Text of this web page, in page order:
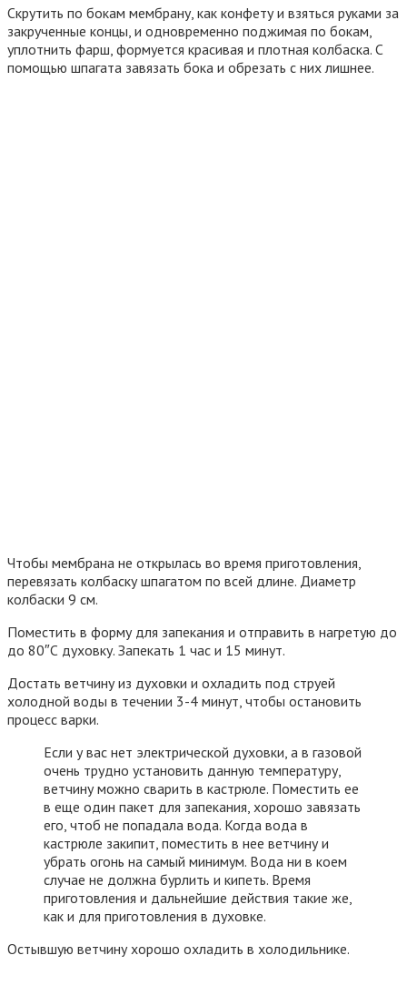
Скрутить по бокам мембрану, как конфету и взяться руками за
закрученные концы, и одновременно поджимая по бокам,
уплотнить фарш, формуется красивая и плотная колбаска. С
помощью шпагата завязать бока и обрезать с них лишнее.
Чтобы мембрана не открылась во время приготовления,
перевязать колбаску шпагатом по всей длине. Диаметр
колбаски 9 см.
Поместить в форму для запекания и отправить в нагретую до
до 80″С духовку. Запекать 1 час и 15 минут.
Достать ветчину из духовки и охладить под струей
холодной воды в течении 3-4 минут, чтобы остановить
процесс варки.
Если у вас нет электрической духовки, а в газовой
очень трудно установить данную температуру,
ветчину можно сварить в кастрюле. Поместить ее
в еще один пакет для запекания, хорошо завязать
его, чтоб не попадала вода. Когда вода в
кастрюле закипит, поместить в нее ветчину и
убрать огонь на самый минимум. Вода ни в коем
случае не должна бурлить и кипеть. Время
приготовления и дальнейшие действия такие же,
как и для приготовления в духовке.
Остывшую ветчину хорошо охладить в холодильнике.